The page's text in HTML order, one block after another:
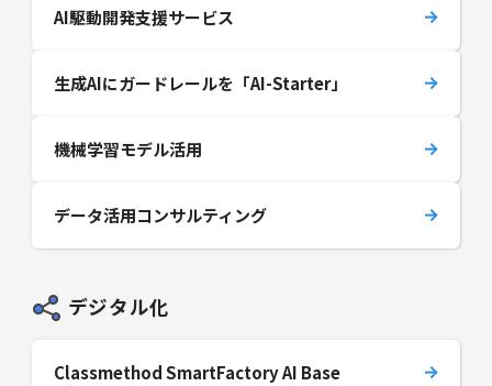
AI駆動開発支援サービス
生成AIにガードレールを「AI-Starter」
機械学習モデル活用
データ活用コンサルティング
デジタル化
Classmethod SmartFactory AI Base